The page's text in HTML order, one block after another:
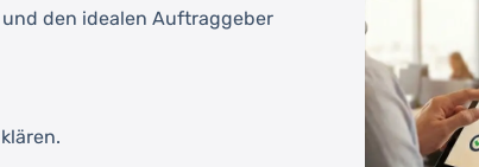
den idealen Auftraggeber